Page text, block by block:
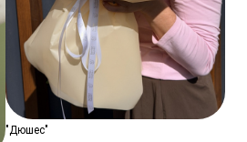
"Дюшес"